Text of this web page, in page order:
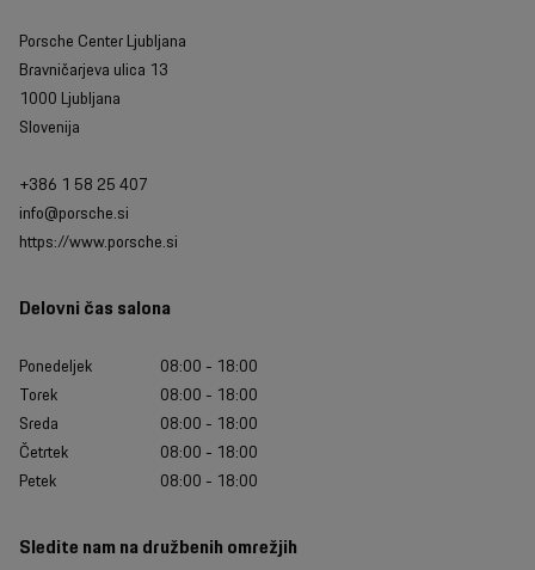
Porsche Center Ljubljana
Bravničarjeva ulica 13
1000 Ljubljana
Slovenija
+386 1 58 25 407
info@porsche.si
https://www.porsche.si
Delovni čas salona
Ponedeljek
08:00 - 18:00
Torek
08:00 - 18:00
Sreda
08:00 - 18:00
Četrtek
08:00 - 18:00
Petek
08:00 - 18:00
Sledite nam na družbenih omrežjih